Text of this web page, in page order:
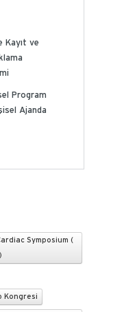
Kayıt ve
Program
Ajanda
Symposium (
Kongresi